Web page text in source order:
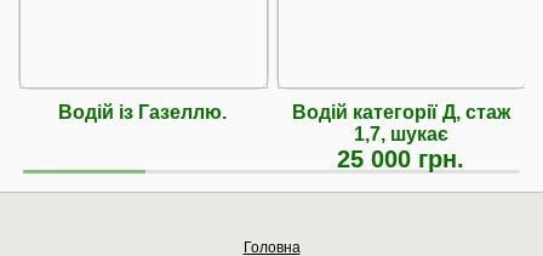
Водій із Газеллю.
Водій категорії Д, стаж
1,7, шукає
25 000 грн.
Головна